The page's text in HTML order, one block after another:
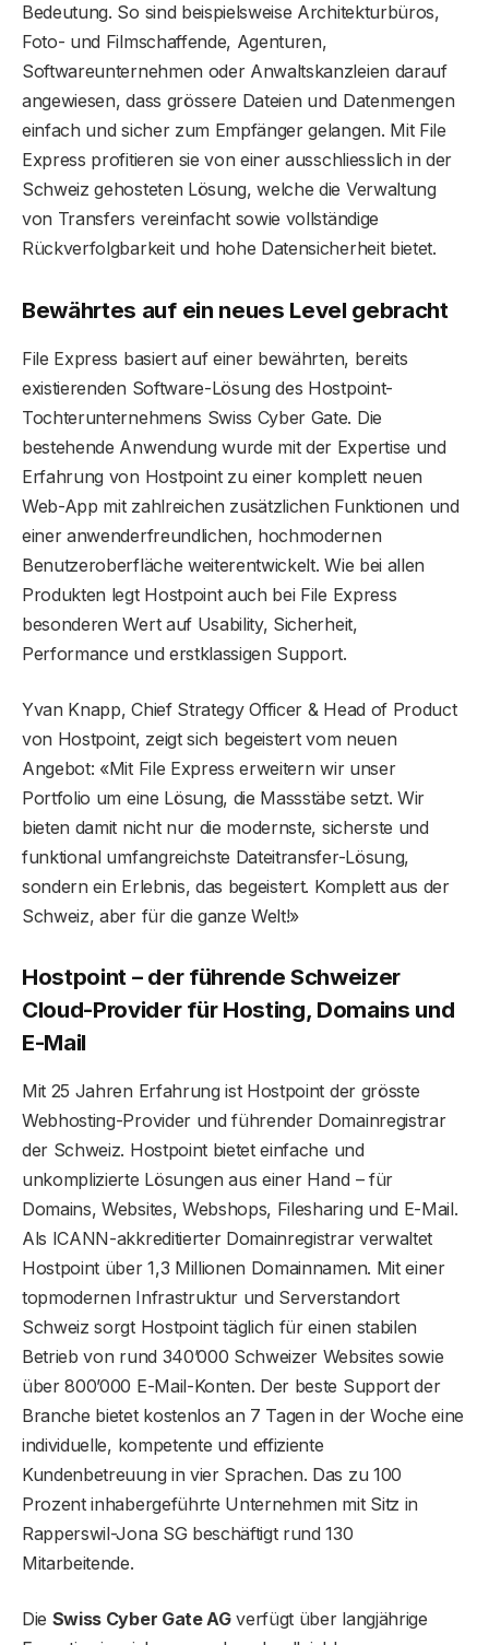
Bedeutung. So sind beispielsweise Architekturbüros,
Foto- und Filmschaffende, Agenturen,
Softwareunternehmen oder Anwaltskanzleien darauf
angewiesen, dass grössere Dateien und Datenmengen
einfach und sicher zum Empfänger gelangen. Mit File
Express profitieren sie von einer ausschliesslich in der
Schweiz gehosteten Lösung, welche die Verwaltung
von Transfers vereinfacht sowie vollständige
Rückverfolgbarkeit und hohe Datensicherheit bietet.
Bewährtes auf ein neues Level gebracht
File Express basiert auf einer bewährten, bereits
existierenden Software-Lösung des Hostpoint-
Tochterunternehmens Swiss Cyber Gate. Die
bestehende Anwendung wurde mit der Expertise und
Erfahrung von Hostpoint zu einer komplett neuen
Web-App mit zahlreichen zusätzlichen Funktionen und
einer anwenderfreundlichen, hochmodernen
Benutzeroberfläche weiterentwickelt. Wie bei allen
Produkten legt Hostpoint auch bei File Express
besonderen Wert auf Usability, Sicherheit,
Performance und erstklassigen Support.
Yvan Knapp, Chief Strategy Officer & Head of Product
von Hostpoint, zeigt sich begeistert vom neuen
Angebot: «Mit File Express erweitern wir unser
Portfolio um eine Lösung, die Massstäbe setzt. Wir
bieten damit nicht nur die modernste, sicherste und
funktional umfangreichste Dateitransfer-Lösung,
sondern ein Erlebnis, das begeistert. Komplett aus der
Schweiz, aber für die ganze Welt!»
Hostpoint – der führende Schweizer
Cloud-Provider für Hosting, Domains und
E-Mail
Mit 25 Jahren Erfahrung ist Hostpoint der grösste
Webhosting-Provider und führender Domainregistrar
der Schweiz. Hostpoint bietet einfache und
unkomplizierte Lösungen aus einer Hand – für
Domains, Websites, Webshops, Filesharing und E-Mail.
Als ICANN-akkreditierter Domainregistrar verwaltet
Hostpoint über 1,3 Millionen Domainnamen. Mit einer
topmodernen Infrastruktur und Serverstandort
Schweiz sorgt Hostpoint täglich für einen stabilen
Betrieb von rund 340’000 Schweizer Websites sowie
über 800’000 E-Mail-Konten. Der beste Support der
Branche bietet kostenlos an 7 Tagen in der Woche eine
individuelle, kompetente und effiziente
Kundenbetreuung in vier Sprachen. Das zu 100
Prozent inhabergeführte Unternehmen mit Sitz in
Rapperswil-Jona SG beschäftigt rund 130
Mitarbeitende.
Die Swiss Cyber Gate AGverfügt über langjährige